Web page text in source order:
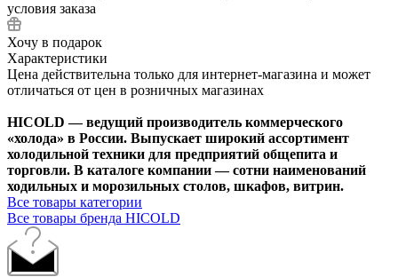
условия заказа
Хочу в подарок
Характеристики
Цена действительна только для интернет-магазина и может
отличаться от цен в розничных магазинах
HICOLD — ведущий производитель коммерческого
«холода» в России. Выпускает широкий ассортимент
холодильной техники для предприятий общепита и
торговли. В каталоге компании — сотни наименований
ходильных и морозильных столов, шкафов, витрин.
Все товары категории
Все товары бренда HICOLD